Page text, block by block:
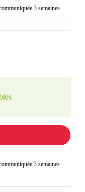
3 semaines
3 semaines